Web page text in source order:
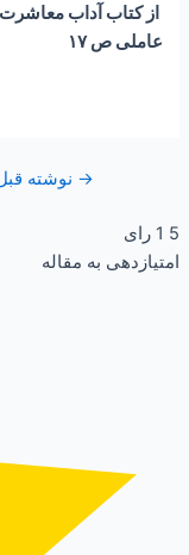
از کتاب آداب
عاملی ص ۱۷
→ نوشته
5
1 رای
امتیازدهی به مقاله